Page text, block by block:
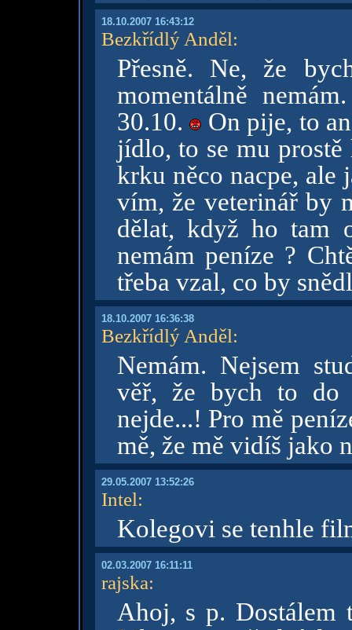
18.10.2007 16:43:12
Bezkřídlý Anděl:
Přesně. Ne, že
momentálně
30.10.
On pije, to
jídlo, to se mu prostě
krku něco nacpe, ale
vím, že veterinář by
dělat, když ho tam
nemám peníze ?
třeba vzal, co by
18.10.2007 16:36:38
Bezkřídlý Anděl:
Nemám. Nejsem
věř, že bych to
nejde...! Pro mě
mě, že mě vidíš jako
29.05.2007 13:52:26
Intel:
Kolegovi se tenhle
02.03.2007 16:11:11
rajska:
Ahoj, s p. Dostálem